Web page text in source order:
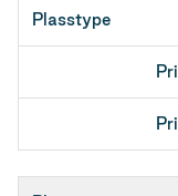
Plasstype
Pris 2025